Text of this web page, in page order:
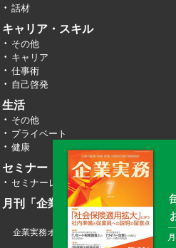
話材
キャリア・スキル
その他
キャリア
仕事術
自己啓発
生活
その他
プライベート
健康
セミナー・イベント
セミナーレポート
月刊「企業実務」
企業実務オンライン TOP 運営会社